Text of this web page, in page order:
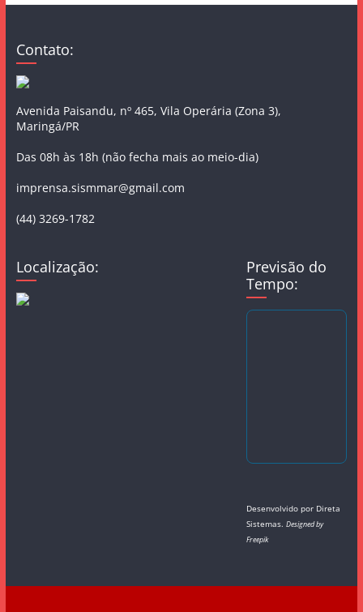
Contato:
Avenida Paisandu, nº 465, Vila Operária (Zona 3),
Maringá/PR
Das 08h às 18h (não fecha mais ao meio-dia)
imprensa.sismmar@gmail.com
(44) 3269-1782
Localização:
Previsão do
Tempo:
Desenvolvido por Direta
Sistemas.Designed by
Freepik